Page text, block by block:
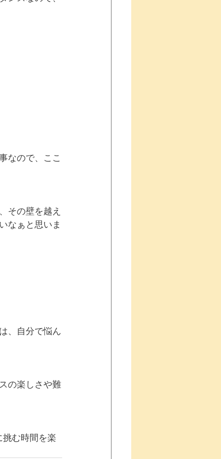
なので、ここ
その壁を越え
なぁと思いま
、自分で悩ん
の楽しさや難
む時間を楽